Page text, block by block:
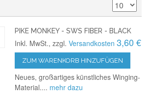
PIKE MONKEY - SWS FIBER - BLACK
Inkl. MwSt., zzgl.Versandkosten 3,60 €
ZUM WARENKORB HINZUFÜGEN
Neues, großartiges künstliches Winging-
Material.... mehr dazu